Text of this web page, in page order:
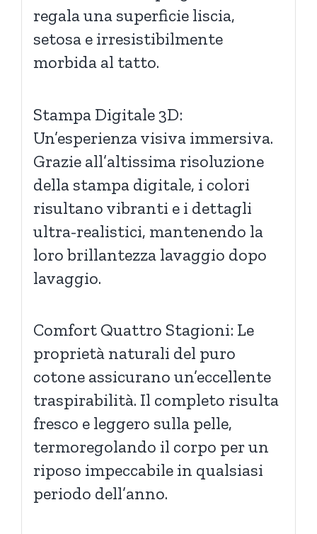
regala una superficie liscia,
setosa e irresistibilmente
morbida al tatto.
Stampa Digitale 3D:
Un’esperienza visiva immersiva.
Grazie all’altissima risoluzione
della stampa digitale, i colori
risultano vibranti e i dettagli
ultra-realistici, mantenendo la
loro brillantezza lavaggio dopo
lavaggio.
Comfort Quattro Stagioni: Le
proprietà naturali del puro
cotone assicurano un’eccellente
traspirabilità. Il completo risulta
fresco e leggero sulla pelle,
termoregolando il corpo per un
riposo impeccabile in qualsiasi
periodo dell’anno.